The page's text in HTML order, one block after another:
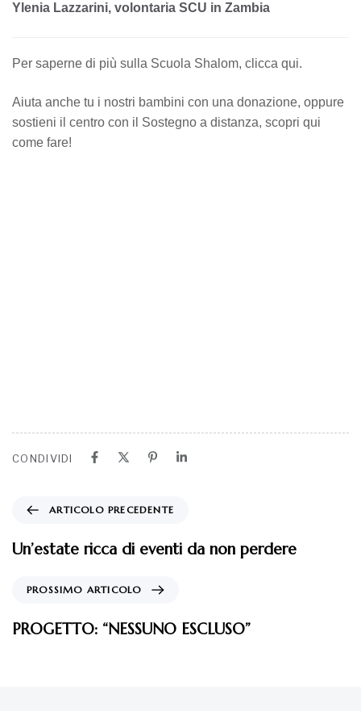
Ylenia Lazzarini, volontaria SCU in Zambia
Per saperne di più sulla Scuola Shalom, clicca qui.
Aiuta anche tu i nostri bambini con una donazione, oppure
sostieni il centro con il Sostegno a distanza, scopri qui
come fare!
CONDIVIDI
ARTICOLO PRECEDENTE
Un’estate ricca di eventi da non perdere
PROSSIMO ARTICOLO
PROGETTO: “NESSUNO ESCLUSO”